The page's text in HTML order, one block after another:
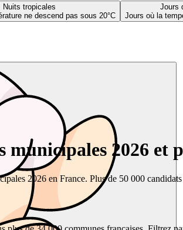
Nuits tropicales
ne descend pas sous 20°C
Jours
Jours où la
2026 et
2026 en France. Plus de 50 000